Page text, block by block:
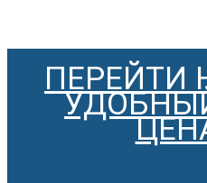
ПЕРЕЙТИ